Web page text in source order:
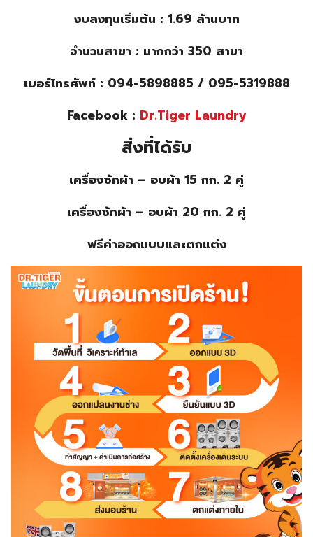
งบลงทุนเริ่มต้น : 1.69 ล้านบาท
จำนวนสาขา : มากกว่า 350 สาขา
เบอร์โทรศัพท์ : 094-5898885 / 095-5319888
Facebook : Dr.Tiger Laundry
สิ่งที่ได้รับ
เครื่องซักผ้า – อบผ้า 15 กก. 2 คู่
เครื่องซักผ้า – อบผ้า 20 กก. 2 คู่
ฟรีค่าออกแบบและตกแต่ง